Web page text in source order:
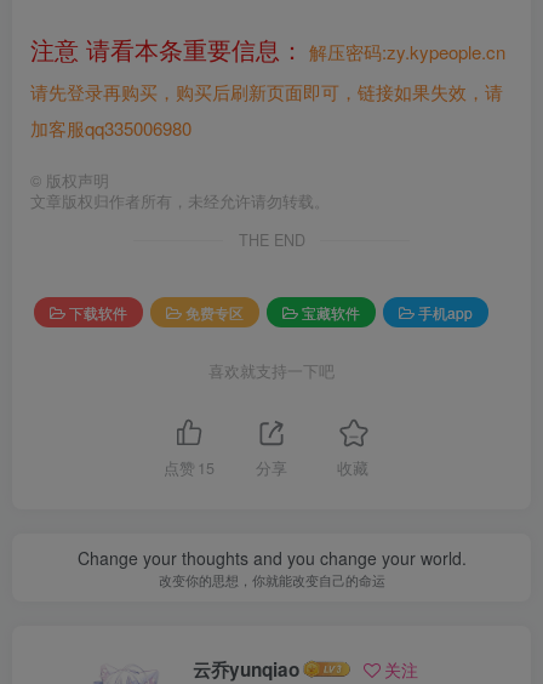
注意 请看本条重要信息：
解压密码:zy.kypeople.cn
请先登录再购买，购买后刷新页面即可，链接如果失效，请
加客服qq335006980
© 版权声明
文章版权归作者所有，未经允许请勿转载。
THE END
下载软件 免费专区 宝藏软件 手机app
喜欢就支持一下吧
点赞 15 分享 收藏
Change your thoughts and you change your world.
改变你的思想，你就能改变自己的命运
云乔yunqiao 关注